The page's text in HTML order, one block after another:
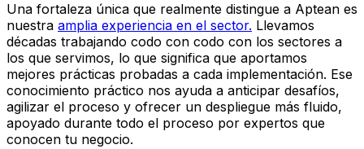
Una fortaleza única que realmente distingue a Aptean es
nuestra amplia experiencia en el sector. Llevamos
décadas trabajando codo con codo con los sectores a
los que servimos, lo que significa que aportamos
mejores prácticas probadas a cada implementación. Ese
conocimiento práctico nos ayuda a anticipar desafíos,
agilizar el proceso y ofrecer un despliegue más fluido,
apoyado durante todo el proceso por expertos que
conocen tu negocio.